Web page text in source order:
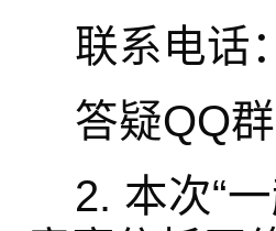
联系电话
答疑QQ
2. 本次“